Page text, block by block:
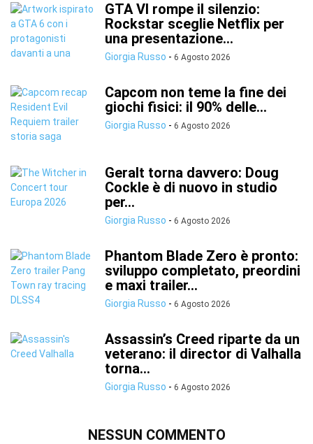
GTA VI rompe il silenzio:
Rockstar sceglie Netflix per
una presentazione...
Giorgia Russo - 6 Agosto 2026
Capcom non teme la fine dei
giochi fisici: il 90% delle...
Giorgia Russo - 6 Agosto 2026
Geralt torna davvero: Doug
Cockle è di nuovo in studio
per...
Giorgia Russo - 6 Agosto 2026
Phantom Blade Zero è pronto:
sviluppo completato, preordini
e maxi trailer...
Giorgia Russo - 6 Agosto 2026
Assassin’s Creed riparte da un
veterano: il director di Valhalla
torna...
Giorgia Russo - 6 Agosto 2026
NESSUN COMMENTO